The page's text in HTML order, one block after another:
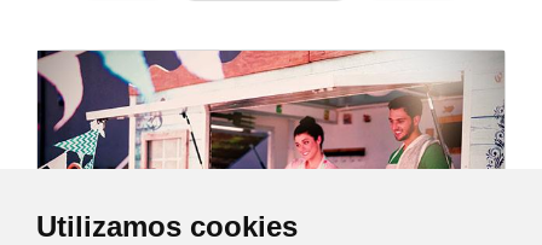
Utilizamos cookies